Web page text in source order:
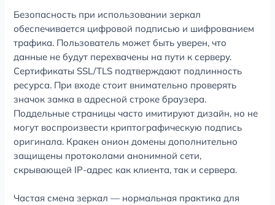
Безопасность при использовании зеркал
обеспечивается цифровой подписью и шифрованием
трафика. Пользователь может быть уверен, что
данные не будут перехвачены на пути к серверу.
Сертификаты SSL/TLS подтверждают подлинность
ресурса. При входе стоит внимательно проверять
значок замка в адресной строке браузера.
Поддельные страницы часто имитируют дизайн, но не
могут воспроизвести криптографическую подпись
оригинала. Кракен онион домены дополнительно
защищены протоколами анонимной сети,
скрывающей IP-адрес как клиента, так и сервера.
Частая смена зеркал — нормальная практика для